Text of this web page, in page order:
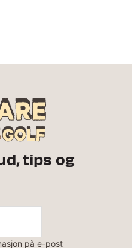
tips og
på e-post